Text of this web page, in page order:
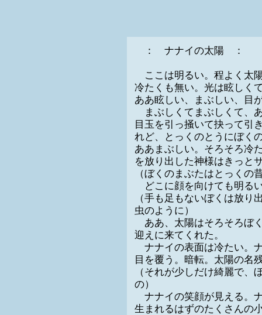
： ナナイの太陽 ：
ここは明るい。程よく太
冷たくも無い。光は眩しく
ああ眩しい、まぶしい、目
まぶしくてまぶしくて、
目玉を引っ掻いて抉って引
れど、とっくのとうにぼく
ああまぶしい。そろそろ冷
を放り出した神様はきっと
（ぼくのまぶたはとっくの
どこに顔を向けても明る
（手も足もないぼくは放り
虫のように）
ああ、太陽はそろそろぼ
迎えに来てくれた。
ナナイの表面は冷たい。
目を覆う。暗転。太陽の名
（それが少しだけ綺麗で、
の）
ナナイの笑顔が見える。
生まれるはずのたくさんの